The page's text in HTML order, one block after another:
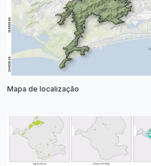
Mapa de localização